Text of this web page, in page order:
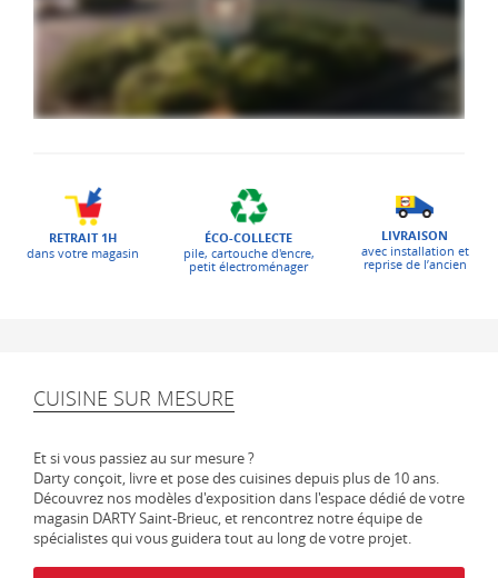
RETRAIT 1H
dans votre magasin
ÉCO-COLLECTE
pile, cartouche d'encre,
petit électroménager
LIVRAISON
avec installation et
reprise de l’ancien
CUISINE SUR MESURE
Et si vous passiez au sur mesure ?
Darty conçoit, livre et pose des cuisines depuis plus de 10 ans.
Découvrez nos modèles d'exposition dans l'espace dédié de votre
magasin DARTY Saint-Brieuc, et rencontrez notre équipe de
spécialistes qui vous guidera tout au long de votre projet.